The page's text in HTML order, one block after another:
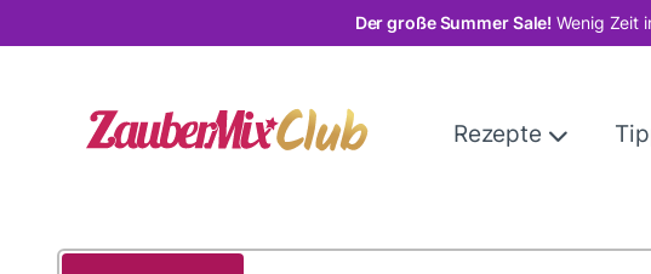
zum
Der große Summer Sale! Wenig Zeit
Rezepte